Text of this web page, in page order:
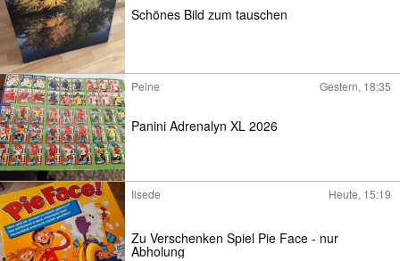
Schönes Bild zum tauschen
Peine Gestern, 18:35
Panini Adrenalyn XL 2026
Ilsede Heute, 15:19
Zu Verschenken Spiel Pie Face - nur
Abholung